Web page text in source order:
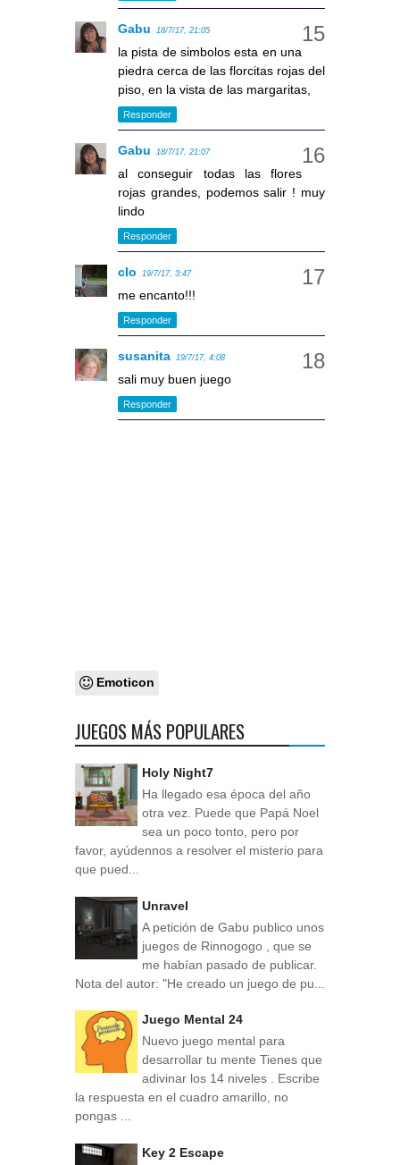
Gabu 18/7/17, 21:05
la pista de simbolos esta en una
piedra cerca de las florcitas rojas del
piso, en la vista de las margaritas,
Responder
Gabu 18/7/17, 21:07
al conseguir todas las flores
rojas grandes, podemos salir ! muy
lindo
Responder
clo 19/7/17, 3:47
me encanto!!!
Responder
susanita 19/7/17, 4:08
sali muy buen juego
Responder
Emoticon
JUEGOS MÁS POPULARES
Holy Night7
Ha llegado esa época del año
otra vez. Puede que Papá Noel
sea un poco tonto, pero por
favor, ayúdennos a resolver el misterio para
que pued...
Unravel
A petición de Gabu publico unos
juegos de Rinnogogo , que se
me habían pasado de publicar.
Nota del autor: "He creado un juego de pu...
Juego Mental 24
Nuevo juego mental para
desarrollar tu mente Tienes que
adivinar los 14 niveles . Escribe
la respuesta en el cuadro amarillo, no
pongas ...
Key 2 Escape